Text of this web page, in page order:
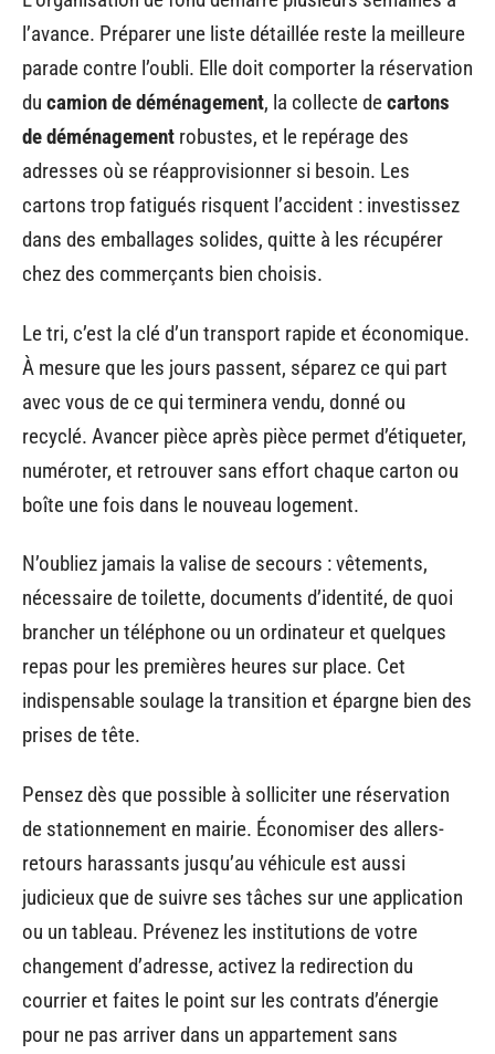
l’avance. Préparer une liste détaillée reste la meilleure
parade contre l’oubli. Elle doit comporter la réservation
du camion de déménagement, la collecte decartons
de déménagement robustes, et le repérage des
adresses où se réapprovisionner si besoin. Les
cartons trop fatigués risquent l’accident : investissez
dans des emballages solides, quitte à les récupérer
chez des commerçants bien choisis.
Le tri, c’est la clé d’un transport rapide et économique.
À mesure que les jours passent, séparez ce qui part
avec vous de ce qui terminera vendu, donné ou
recyclé. Avancer pièce après pièce permet d’étiqueter,
numéroter, et retrouver sans effort chaque carton ou
boîte une fois dans le nouveau logement.
N’oubliez jamais la valise de secours : vêtements,
nécessaire de toilette, documents d’identité, de quoi
brancher un téléphone ou un ordinateur et quelques
repas pour les premières heures sur place. Cet
indispensable soulage la transition et épargne bien des
prises de tête.
Pensez dès que possible à solliciter une réservation
de stationnement en mairie. Économiser des allers-
retours harassants jusqu’au véhicule est aussi
judicieux que de suivre ses tâches sur une application
ou un tableau. Prévenez les institutions de votre
changement d’adresse, activez la redirection du
courrier et faites le point sur les contrats d’énergie
pour ne pas arriver dans un appartement sans